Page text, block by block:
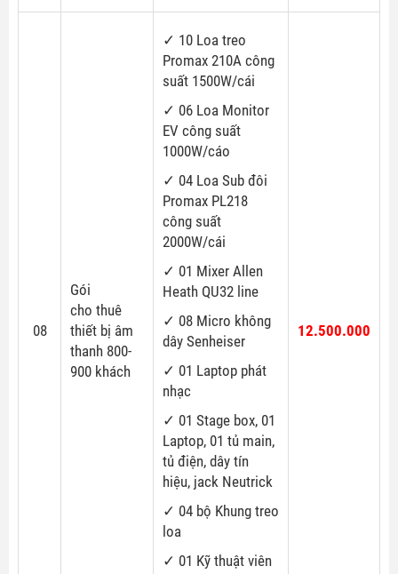
08
Gói
cho thuê
thiết bị âm
thanh 800-
900 khách
✓ 10 Loa treo
Promax 210A công
suất 1500W/cái
✓ 06 Loa Monitor
EV công suất
1000W/cáo
✓ 04 Loa Sub đôi
Promax PL218
công suất
2000W/cái
✓ 01 Mixer Allen
Heath QU32 line
✓ 08 Micro không
dây Senheiser
✓ 01 Laptop phát
nhạc
✓ 01 Stage box, 01
Laptop, 01 tủ main,
tủ điện, dây tín
hiệu, jack Neutrick
✓ 04 bộ Khung treo
loa
✓ 01 Kỹ thuật viên
12.500.000